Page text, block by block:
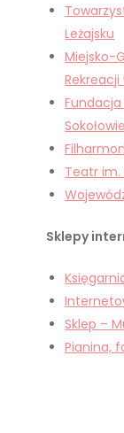
Leżajsku
Miejsko-
Rekreacji
Teatr im.
Sklepy
Sklep –
Pianina,